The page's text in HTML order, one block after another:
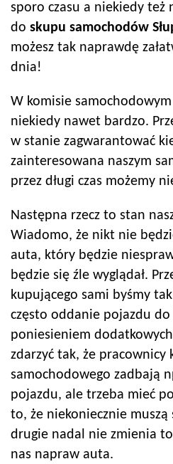
sporo czasu a niekiedy też
do skupu samochodów
możesz tak naprawdę
dnia!
W komisie samochodowym
niekiedy nawet bardzo.
w stanie zagwarantować
zainteresowana naszym
przez długi czas możemy
Następna rzecz to stan
Wiadomo, że nikt nie
auta, który będzie
będzie się źle wyglądał.
kupującego sami byśmy
często oddanie pojazdu
poniesieniem
zdarzyć tak, że pracownicy
samochodowego zadbają
pojazdu, ale trzeba mieć
to, że niekoniecznie muszą
drugie nadal nie zmienia
nas napraw auta.